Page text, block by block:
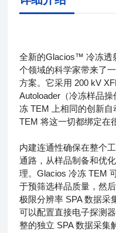
全新的Glacios™ 冷冻透
个领域的科学家带来了
方案。它采用 200 kV
Autoloader（冷冻样品
冻 TEM 上相同的创新
TEM 将这一切都绑定在
内建连通性确保在整个
通路，从样品制备和优
理。Glacios 冷冻 TEM
于预筛选样品质量，然
极限分辨率 SPA 数据采
可以配置直接电子探测
整的独立 SPA 数据采集